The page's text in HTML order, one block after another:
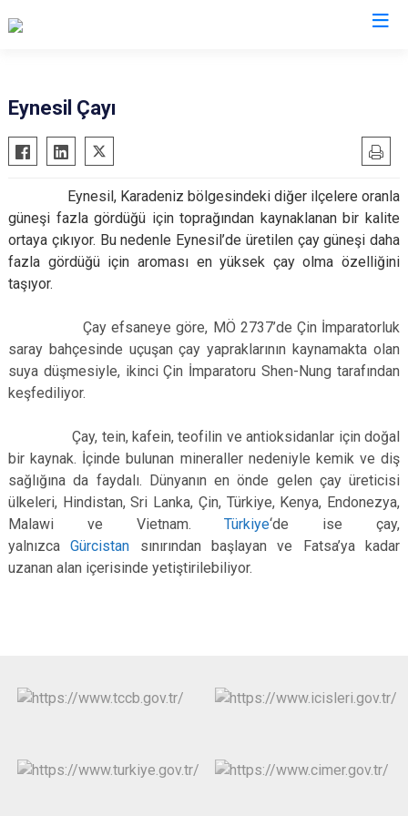
Alucra
Bulancak
Çanakçı
Dereli
Doğankent
Keşap
Piraziz
Şebinkarahisar
Eynesil Çayı
Eynesil, Karadeniz bölgesindeki diğer ilçelere oranla
güneşi fazla gördüğü için toprağından kaynaklanan bir kalite
ortaya çıkıyor. Bu nedenle Eynesil’de üretilen çay güneşi daha
fazla gördüğü için aroması en yüksek çay olma özelliğini
taşıyor.
Çay efsaneye göre, MÖ 2737’de Çin İmparatorluk
saray bahçesinde uçuşan çay yapraklarının kaynamakta olan
suya düşmesiyle, ikinci Çin İmparatoru Shen-Nung tarafından
keşfediliyor.
Çay, tein, kafein, teofilin ve antioksidanlar için doğal
bir kaynak. İçinde bulunan mineraller nedeniyle kemik ve diş
sağlığına da faydalı. Dünyanın en önde gelen çay üreticisi
ülkeleri, Hindistan, Sri Lanka, Çin, Türkiye, Kenya, Endonezya,
Malawi ve Vietnam.Türkiye‘de ise çay,
yalnızcaGürcistan sınırından başlayan ve Fatsa’ya kadar
uzanan alan içerisinde yetiştirilebiliyor.